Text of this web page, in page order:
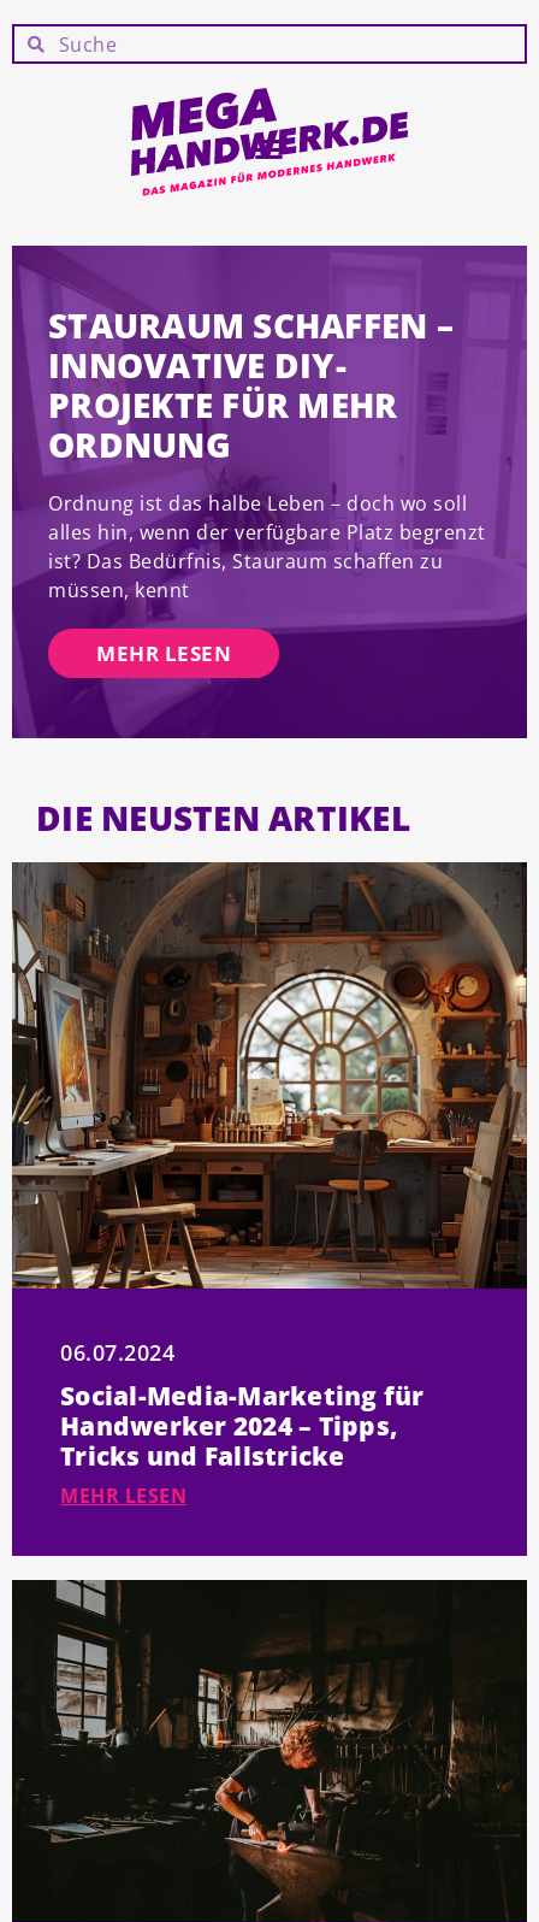
STAURAUM SCHAFFEN –
INNOVATIVE DIY-
PROJEKTE FÜR MEHR
ORDNUNG
Ordnung ist das halbe Leben – doch wo soll
alles hin, wenn der verfügbare Platz begrenzt
ist? Das Bedürfnis, Stauraum schaffen zu
müssen, kennt
MEHR LESEN
DIE NEUSTEN ARTIKEL
06.07.2024
Social-Media-Marketing für
Handwerker 2024 – Tipps,
Tricks und Fallstricke
MEHR LESEN